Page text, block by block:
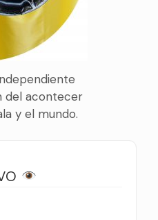
del acontecer
y el mundo.